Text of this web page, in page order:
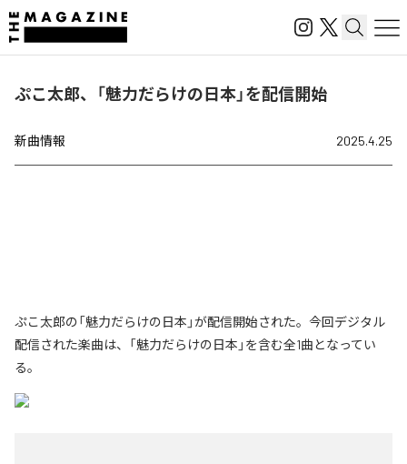
ぷこ太郎、「魅力だらけの日本」を配信開始
新曲情報 2025.4.25
ぷこ太郎の「魅力だらけの日本」が配信開始された。今回デジタル
配信された楽曲は、「魅力だらけの日本」を含む全1曲となってい
る。